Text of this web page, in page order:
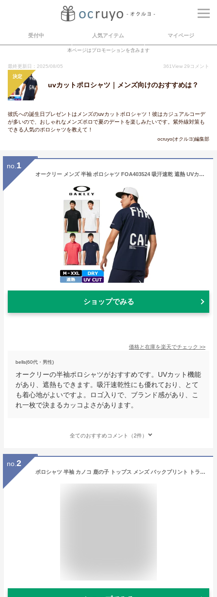
受付中 人気アイテム マイページ
本ページはプロモーションを含みます
最終更新日：2025/08/05 361View 29 コメント
決定
uvカットポロシャツ｜メンズ向けのおすすめは？
彼氏への誕生日プレゼントはメンズのuvカットポロシャツ！彼はカジュアルコーデ
が多いので、おしゃれなメンズポロで夏のデートを楽しみたいです。紫外線対策も
できる人気のポロシャツを教えて！
ocruyo(オクルヨ)編集部
no. 1
オークリー メンズ 半袖 ポロシャツ FOA403524 吸汗速乾 遮熱 UVカット Oakley FHR Pocket Shirt【メール便発送】【新品】2SS2 ゴルフウェア
ショップでみる
価格と在庫を楽天でチェック >>
bells(60代・男性)
オークリーの半袖ポロシャツがおすすめです。UVカット機能
があり、遮熱もできます。吸汗速乾性にも優れており、とて
も着心地がよいですよ。ロゴ入りで、ブランド感があり、こ
れ一枚で決まるカッコよさがあります。
全てのおすすめコメント（2件）
no. 2
ポロシャツ 半袖 カノコ 鹿の子 トップス メンズ バックプリント トライバル柄 トカゲ柄 UVカット 紫外線カット 消臭効果 DRY 速乾 ブランド GROOVE ON グルーブオン アメカジ ワーク サーフ系 スポーツ アウトドア 大きいサイズ 2L 3L XL XXL メンズ 涼しい